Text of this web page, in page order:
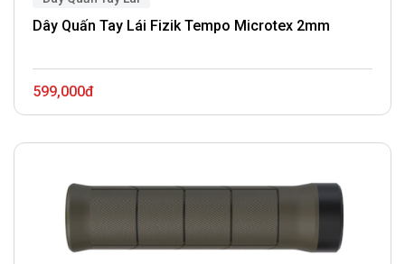
Dây Quấn Tay Lái Fizik Tempo Microtex 2mm
599,000đ